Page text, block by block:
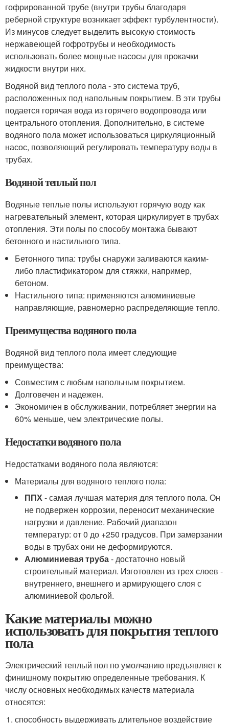
гофрированной трубе (внутри трубы благодаря
реберной структуре возникает эффект турбулентности).
Из минусов следует выделить высокую стоимость
нержавеющей гофротрубы и необходимость
использовать более мощные насосы для прокачки
жидкости внутри них.
Водяной вид теплого пола - это система труб,
расположенных под напольным покрытием. В эти трубы
подается горячая вода из горячего водопровода или
центрального отопления. Дополнительно, в системе
водяного пола может использоваться циркуляционный
насос, позволяющий регулировать температуру воды в
трубах.
Водяной теплый пол
Водяные теплые полы используют горячую воду как
нагревательный элемент, которая циркулирует в трубах
отопления. Эти полы по способу монтажа бывают
бетонного и настильного типа.
Бетонного типа: трубы снаружи заливаются каким-
либо пластификатором для стяжки, например,
бетоном.
Настильного типа: применяются алюминиевые
направляющие, равномерно распределяющие тепло.
Преимущества водяного пола
Водяной вид теплого пола имеет следующие
преимущества:
Совместим с любым напольным покрытием.
Долговечен и надежен.
Экономичен в обслуживании, потребляет энергии на
60% меньше, чем электрические полы.
Недостатки водяного пола
Недостатками водяного пола являются:
Материалы для водяного теплого пола:
ППХ- самая лучшая материя для теплого пола. Он
не подвержен коррозии, переносит механические
нагрузки и давление. Рабочий диапазон
температур: от 0 до +250 градусов. При замерзании
воды в трубах они не деформируются.
Алюминиевая труба- достаточно новый
строительный материал. Изготовлен из трех слоев -
внутреннего, внешнего и армирующего слоя с
алюминиевой фольгой.
Какие материалы можно
использовать для покрытия теплого
пола
Электрический теплый пол по умолчанию предъявляет к
финишному покрытию определенные требования. К
числу основных необходимых качеств материала
относятся:
способность выдерживать длительное воздействие